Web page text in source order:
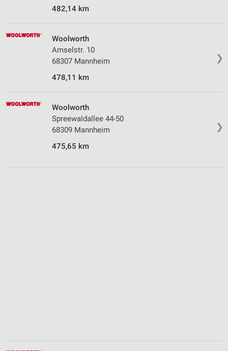
482,14 km
❯
Woolworth
Amselstr. 10
68307 Mannheim
478,11 km
❯
Woolworth
Spreewaldallee 44-50
68309 Mannheim
475,65 km